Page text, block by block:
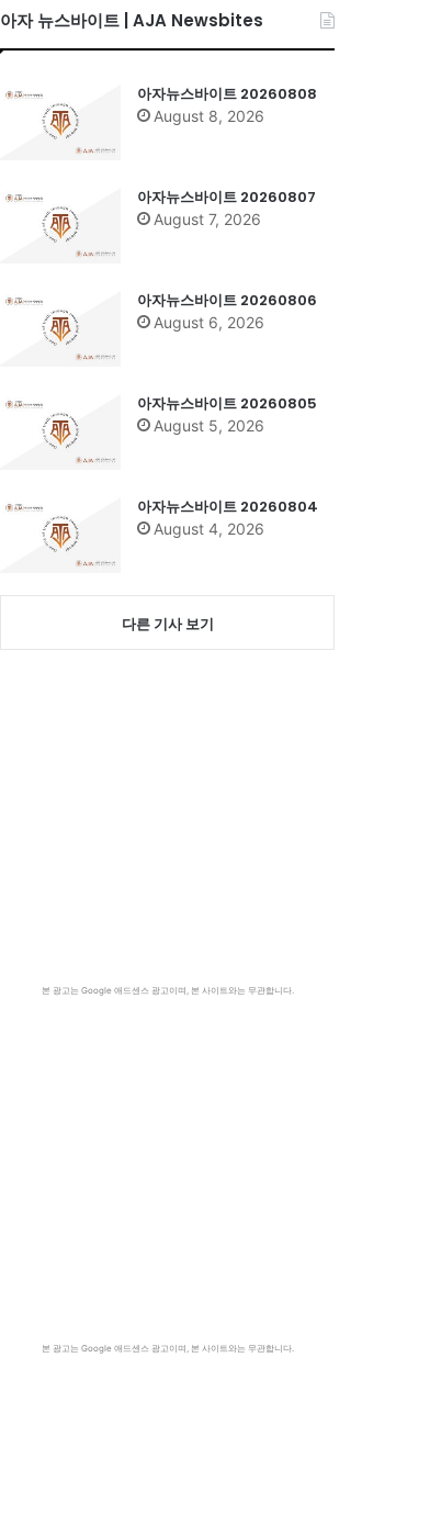
아자 뉴스바이트 | AJA Newsbites
아자뉴스바이트 20260808
August 8, 2026
아자뉴스바이트 20260807
August 7, 2026
아자뉴스바이트 20260806
August 6, 2026
아자뉴스바이트 20260805
August 5, 2026
아자뉴스바이트 20260804
August 4, 2026
다른 기사 보기
본 광고는 Google 애드센스 광고이며, 본 사이트와는 무관합니다.
본 광고는 Google 애드센스 광고이며, 본 사이트와는 무관합니다.